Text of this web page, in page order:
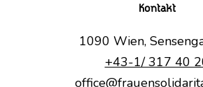
Kontakt
1090 Wien,
+43-1/ 317 40